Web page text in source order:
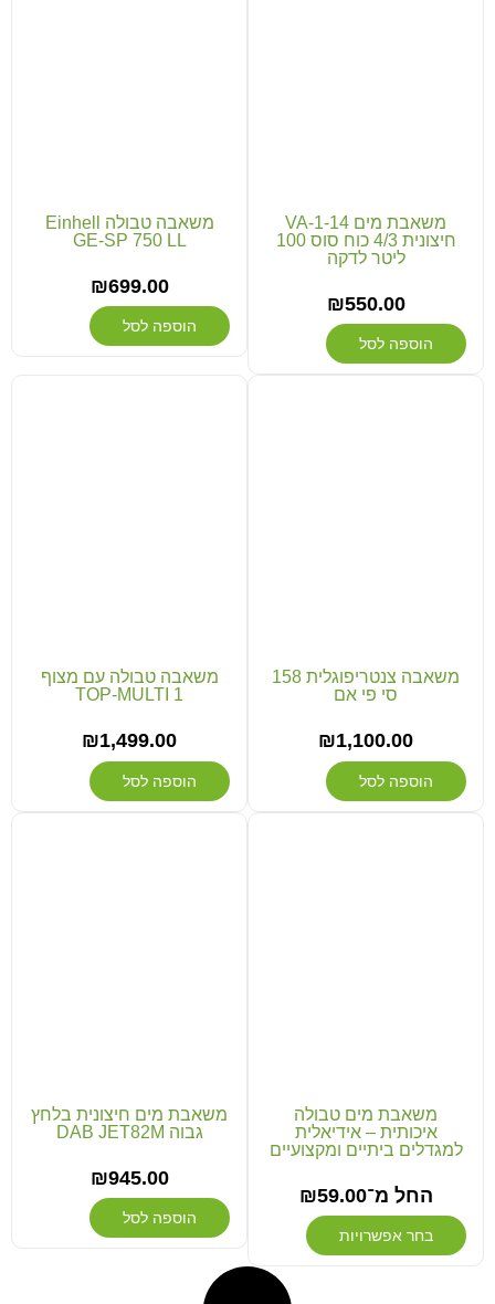
משאבת מים VA-1-14
חיצונית 4/3 כוח סוס 100
ליטר לדקה
₪550.00
הוספה לסל
משאבה טבולה Einhell
GE-SP 750 LL
₪699.00
הוספה לסל
משאבה צנטריפוגלית 158
סי פי אם
₪1,100.00
הוספה לסל
משאבה טבולה עם מצוף
TOP-MULTI 1
₪1,499.00
הוספה לסל
משאבת מים טבולה
איכותית – אידיאלית
למגדלים ביתיים ומקצועיים
החל מ־ ₪59.00
בחר אפשרויות
משאבת מים חיצונית בלחץ
גבוה DAB JET82M
₪945.00
הוספה לסל